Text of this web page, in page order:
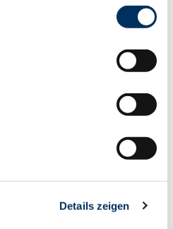
Webseite weiterhin nutzen.
Details zeigen
107
95
134
-0.37
+48
117